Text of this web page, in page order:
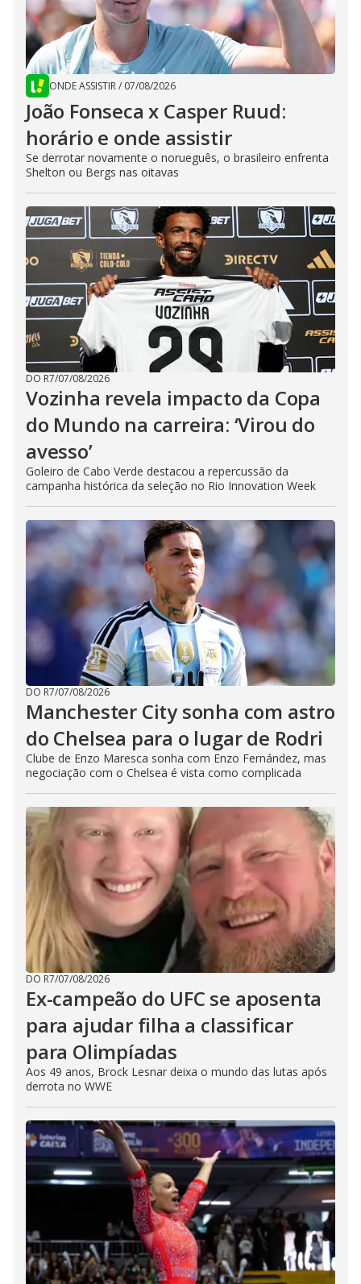
ONDE ASSISTIR/ 07/08/2026
João Fonseca x Casper Ruud:
horário e onde assistir
Se derrotar novamente o norueguês, o brasileiro enfrenta
Shelton ou Bergs nas oitavas
DO R7/07/08/2026
Vozinha revela impacto da Copa
do Mundo na carreira: ‘Virou do
avesso’
Goleiro de Cabo Verde destacou a repercussão da
campanha histórica da seleção no Rio Innovation Week
DO R7/07/08/2026
Manchester City sonha com astro
do Chelsea para o lugar de Rodri
Clube de Enzo Maresca sonha com Enzo Fernández, mas
negociação com o Chelsea é vista como complicada
DO R7/07/08/2026
Ex-campeão do UFC se aposenta
para ajudar filha a classificar
para Olimpíadas
Aos 49 anos, Brock Lesnar deixa o mundo das lutas após
derrota no WWE